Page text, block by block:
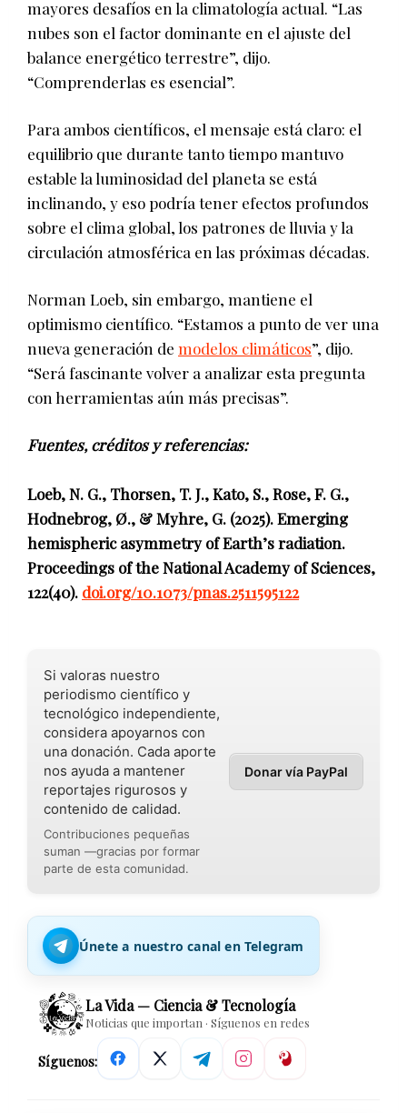
mayores desafíos en la climatología actual. “Las
nubes son el factor dominante en el ajuste del
balance energético terrestre”, dijo.
“Comprenderlas es esencial”.
Para ambos científicos, el mensaje está claro: el
equilibrio que durante tanto tiempo mantuvo
estable la luminosidad del planeta se está
inclinando, y eso podría tener efectos profundos
sobre el clima global, los patrones de lluvia y la
circulación atmosférica en las próximas décadas.
Norman Loeb, sin embargo, mantiene el
optimismo científico. “Estamos a punto de ver una
nueva generación de modelos climáticos”, dijo.
“Será fascinante volver a analizar esta pregunta
con herramientas aún más precisas”.
Fuentes, créditos y referencias:
Loeb, N. G., Thorsen, T. J., Kato, S., Rose, F. G.,
Hodnebrog, Ø., & Myhre, G. (2025). Emerging
hemispheric asymmetry of Earth’s radiation.
Proceedings of the National Academy of Sciences,
122(40). doi.org/10.1073/pnas.2511595122
Si valoras nuestro
periodismo científico y
tecnológico independiente,
considera apoyarnos con
una donación. Cada aporte
nos ayuda a mantener
reportajes rigurosos y
contenido de calidad.
Contribuciones pequeñas
suman —gracias por formar
parte de esta comunidad.
Donar vía PayPal
Únete a nuestro canal en Telegram
La Vida — Ciencia & Tecnología
Noticias que importan · Síguenos en redes
Síguenos: